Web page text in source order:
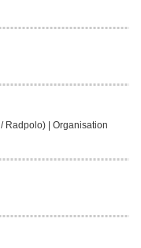
Radpolo) | Organisation